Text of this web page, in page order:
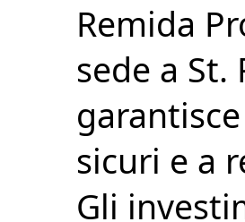
Remida
sede a
sicuri e a
Gli